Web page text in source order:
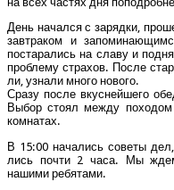
День начал­ся с заряд­ки,
зав­тра­ком и
поста­ра­лись на сла­ву и
про­бле­му стра­хов. После
ли, узна­ли мно­го нового.
Сра­зу после вкус­ней­ше­го
Выбор сто­ял меж­ду
комнатах.
В 15:00 нача­лись сове­ты
лись почти 2 часа. Мы
наши­ми ребятами.